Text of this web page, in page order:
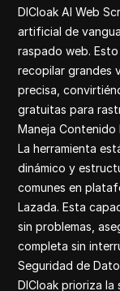
DICloak AI Web
artificial de
raspado web.
recopilar grandes
precisa,
gratuitas para
Maneja Contenido
La herramienta
dinámico y
comunes en
Lazada. Esta
sin problemas,
completa sin
Seguridad de
DICloak prioriza la